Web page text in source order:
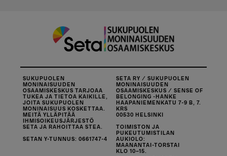
SUKUPUOLEN
MONINAISUUDEN
OSAAMISKESKUS TARJOAA
TUKEA JA TIETOA KAIKILLE,
JOITA SUKUPUOLEN
MONINAISUUS KOSKETTAA.
MEITÄ YLLÄPITÄÄ
IHMISOIKEUSJÄRJESTÖ
SETA JA RAHOITTAA STEA.
SETAN Y-TUNNUS: 0661747-4
SETA RY / SUKUPUOLEN
MONINAISUUDEN
OSAAMISKESKUS / SENSE OF
BELONGING -HANKE
HAAPANIEMENKATU 7-9 B, 7.
KRS
00530 HELSINKI
TOIMISTON JA
PUKEUTUMISTILAN
AUKIOLO:
MAANANTAI-TORSTAI
KLO 10–15.